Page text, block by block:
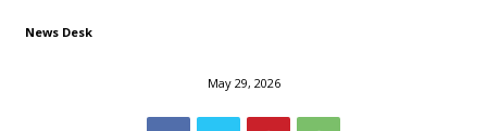
News Desk
May 29, 2026